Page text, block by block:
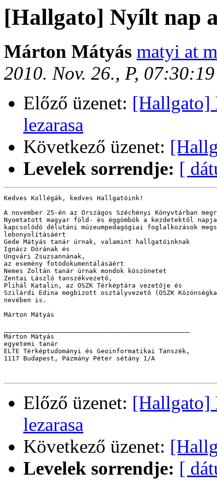
[Hallgato] Nyílt nap
Márton Mátyás matyi at
2010. Nov. 26., P,
Előző üzenet: [Hallgato]
lezarasa
Következő üzenet:
Levelek sorrendje: [
Kedves Kollégák, kedves Hallgatóink!
A november 25-én az Országos Széchényi Könyvtárban
Nyomtatott magyar föld- és éggömbök a kezdetektől
kapcsolódó délutáni múzeumpedagógiai foglalkozások
lebonyolításáért
Gede Mátyás tanár úrnak, valamint hallgatóinknak
Ignácz Dórának és
Ungvári Zsuzsannának,
az esemény fotódokumentálásáért
Nemes Zoltán tanár úrnak mondok köszönetet
Zentai László tanszékvezető,
Plihál Katalin, az OSZK Térképtára vezetője és
Szilárdi Edina megbízott osztályvezető (OSZK
nevében is.
Márton Mátyás
Márton Mátyás
egyetemi tanár
ELTE Térképtudományi és Geoinformatikai Tanszék,
1117 Budapest, Pázmány Péter sétány 1/A
Előző üzenet: [Hallgato]
lezarasa
Következő üzenet:
Levelek sorrendje: [